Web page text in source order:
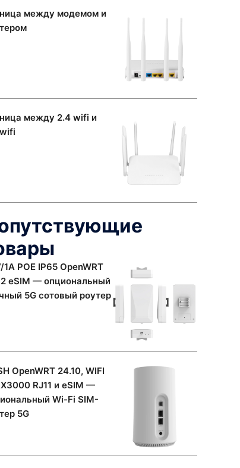
между модемом и
между 2.4 wifi и
1A POE IP65 OpenWRT
eSIM — опциональный
5G сотовый роутер
OpenWRT 24.10, WIFI
RJ11 и eSIM —
Wi-Fi SIM-
5G